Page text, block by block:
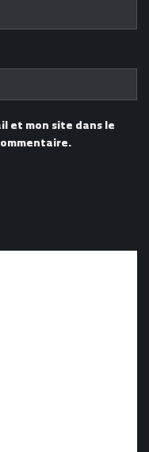
et mon site dans le